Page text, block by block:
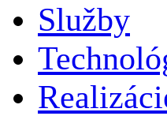
Služby